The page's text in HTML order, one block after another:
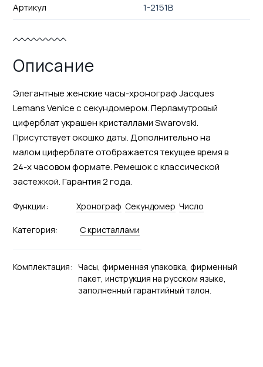
Артикул 1-2151B
Описание
Элегантные женские часы-хронограф Jacques
Lemans Venice с секундомером. Перламутровый
циферблат украшен кристаллами Swarovski.
Присутствует окошко даты. Дополнительно на
малом циферблате отображается текущее время в
24-х часовом формате. Ремешок с классической
застежкой. Гарантия 2 года.
Функции: Хронограф Секундомер Число
Категория: С кристаллами
Комплектация: Часы, фирменная упаковка, фирменный
пакет, инструкция на русском языке,
заполненный гарантийный талон.